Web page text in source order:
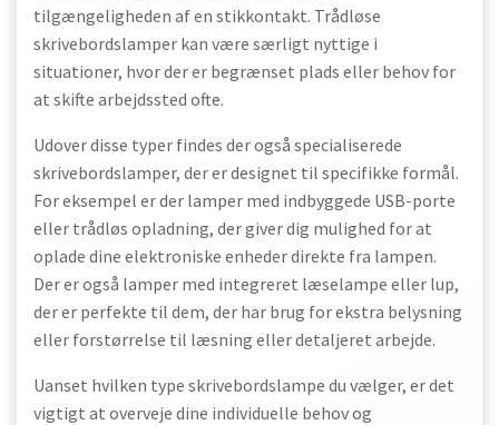
tilgængeligheden af en stikkontakt. Trådløse
skrivebordslamper kan være særligt nyttige i
situationer, hvor der er begrænset plads eller behov for
at skifte arbejdssted ofte.
Udover disse typer findes der også specialiserede
skrivebordslamper, der er designet til specifikke formål.
For eksempel er der lamper med indbyggede USB-porte
eller trådløs opladning, der giver dig mulighed for at
oplade dine elektroniske enheder direkte fra lampen.
Der er også lamper med integreret læselampe eller lup,
der er perfekte til dem, der har brug for ekstra belysning
eller forstørrelse til læsning eller detaljeret arbejde.
Uanset hvilken type skrivebordslampe du vælger, er det
vigtigt at overveje dine individuelle behov og